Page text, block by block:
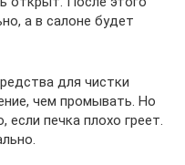
а в салоне будет
для чистки
чем промывать. Но
если печка плохо греет.